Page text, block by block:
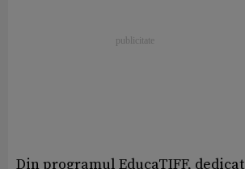
Din programul EducaTIFF, dedicat